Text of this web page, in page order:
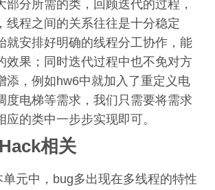
部分所需的类，回顾迭代的过程，
线程之间的关系往往是十分稳定
就安排好明确的线程分工协作，能
效果；同时迭代过程中也不免对方
添，例如hw6中就加入了重定义电
度电梯等需求，我们只需要将需求
应的类中一步步实现即可。
相关
单元中，bug多出现在多线程的特性